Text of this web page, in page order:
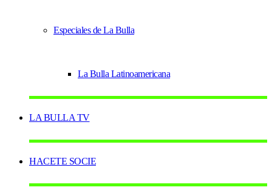
Especiales de La Bulla
La Bulla Latinoamericana
LA BULLA TV
HACETE SOCIE